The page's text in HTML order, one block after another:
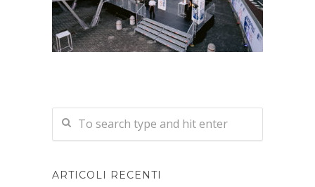
ARTICOLI RECENTI